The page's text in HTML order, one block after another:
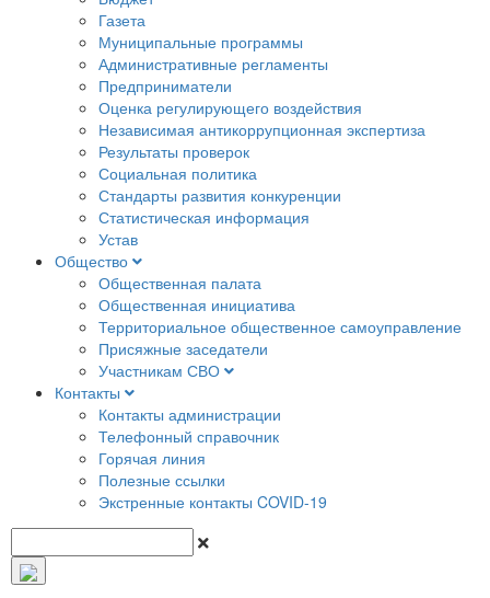
Газета
Муниципальные программы
Административные регламенты
Предприниматели
Оценка регулирующего воздействия
Независимая антикоррупционная экспертиза
Результаты проверок
Социальная политика
Стандарты развития конкуренции
Статистическая информация
Устав
Общество
Общественная палата
Общественная инициатива
Территориальное общественное самоуправление
Присяжные заседатели
Участникам СВО
Контакты
Контакты администрации
Телефонный справочник
Горячая линия
Полезные ссылки
Экстренные контакты COVID-19